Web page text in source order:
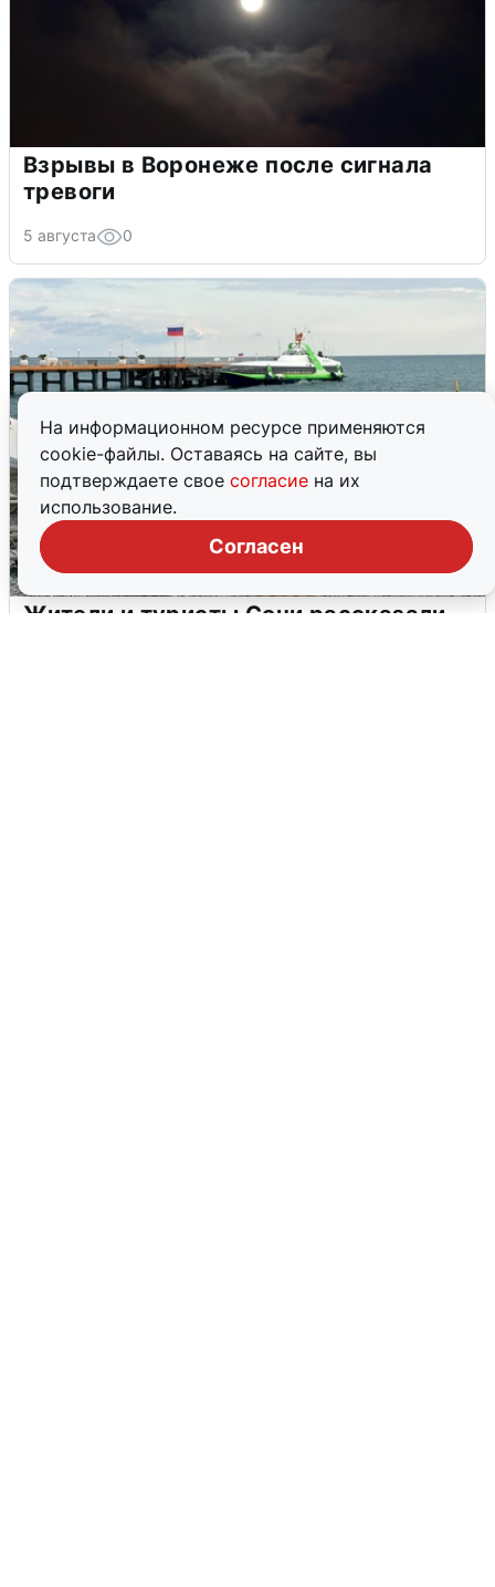
На информационном ресурсе применяются
cookie-файлы. Оставаясь на сайте, вы
подтверждаете свое согласие на их
использование.
Согласен
Взрывы в Воронеже после сигнала
тревоги
5 августа 0
Жители и туристы Сочи рассказали